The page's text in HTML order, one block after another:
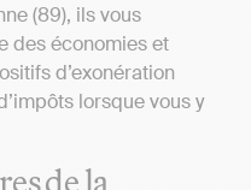
(89), ils vous
des économies et
d’exonération
lorsque vous y
de la